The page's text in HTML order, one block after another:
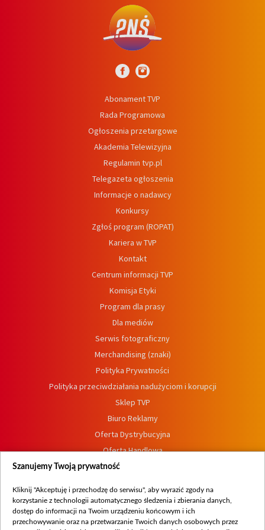
Abonament TVP
Rada Programowa
Ogłoszenia przetargowe
Akademia Telewizyjna
Regulamin tvp.pl
Telegazeta ogłoszenia
Informacje o nadawcy
Konkursy
Zgłoś program (ROPAT)
Kariera w TVP
Kontakt
Centrum informacji TVP
Komisja Etyki
Program dla prasy
Dla mediów
Serwis fotograficzny
Merchandising (znaki)
Polityka Prywatności
Polityka przeciwdziałania nadużyciom i korupcji
Sklep TVP
Biuro Reklamy
Oferta Dystrybucyjna
Oferta Handlowa
Dostępność
Procedura zgłoszeń wewnętrznych
Szanujemy Twoją prywatność
Kliknij "Akceptuję i przechodzę do serwisu", aby wyrazić zgody na
korzystanie z technologii automatycznego śledzenia i zbierania danych,
dostęp do informacji na Twoim urządzeniu końcowym i ich
przechowywanie oraz na przetwarzanie Twoich danych osobowych przez